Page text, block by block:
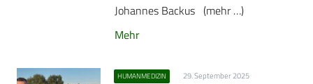
Johannes Backus (mehr …)
Mehr
HUMANMEDIZIN 29. September 2025